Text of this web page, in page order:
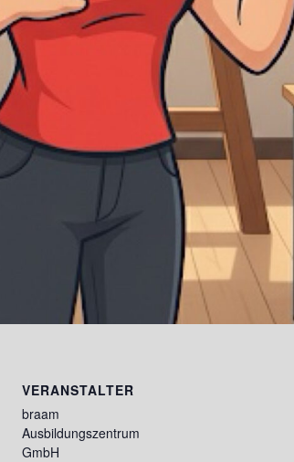
VERANSTALTER
braam
Ausbildungszentrum
GmbH